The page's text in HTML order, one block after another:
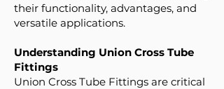
their functionality, advantages, and
versatile applications.
Understanding Union Cross Tube
Fittings
Union Cross Tube Fittings are critical